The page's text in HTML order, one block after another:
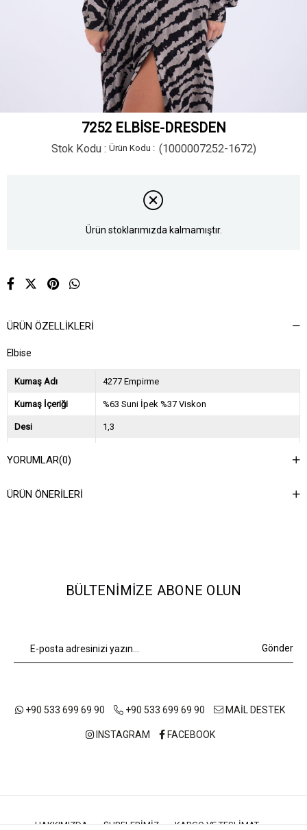
7252 ELBİSE-DRESDEN
Stok Kodu (1000007252-1672)
Ürün stoklarımızda kalmamıştır.
ÜRÜN ÖZELLIKLERI
Elbise
Kumaş Adı 4277 Empirme
Kumaş İçeriği %63 Suni İpek %37 Viskon
Desi 1,3
Asorti Bilgisi
YORUMLAR(0)
ÜRÜN ÖNERILERI
BÜLTENIMIZE ABONE OLUN
Gönder
+90 533 699 69 90 +90 533 699 69 90 MAİL DESTEK
INSTAGRAM FACEBOOK
HAKKIMIZDA ŞUBELERIMIZ
KARGO VE TESLIMAT